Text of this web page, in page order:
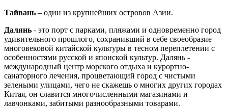
Тайвань – один из крупнейших островов Азии.
Далянь - это порт с парками, пляжами и одновременно город
удивительного прошлого, сохранивший в себе своеобразие
многовековой китайской культуры в тесном переплетении с
особенностями русской и японской культур. Далянь -
международный центр морского отдыха и курортно-
санаторного лечения, процветающий город с чистыми
зелеными улицами, чего не скажешь о многих других городах
Китая, он славится многочисленными магазинами и
лавчонками, забитыми разнообразными товарами.